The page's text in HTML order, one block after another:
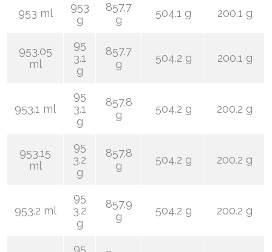
953 ml
953
g
857.7
g
504.1 g 200.1 g
953.05
ml
95
3.1
g
857.7
g
504.2 g 200.1 g
953.1 ml
95
3.1
g
857.8
g
504.2 g 200.2 g
953.15
ml
95
3.2
g
857.8
g
504.2 g 200.2 g
953.2 ml
95
3.2
g
857.9
g
504.2 g 200.2 g
95